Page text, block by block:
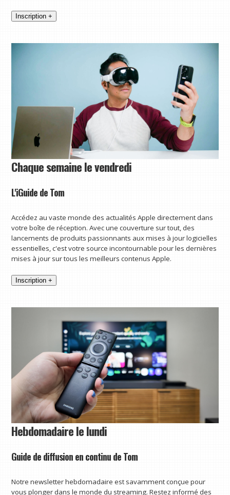
Inscription +
Chaque semaine le vendredi
L'iGuide de Tom
Accédez au vaste monde des actualités Apple directement dans
votre boîte de réception. Avec une couverture sur tout, des
lancements de produits passionnants aux mises à jour logicielles
essentielles, c'est votre source incontournable pour les dernières
mises à jour sur tous les meilleurs contenus Apple.
Inscription +
Hebdomadaire le lundi
Guide de diffusion en continu de Tom
Notre newsletter hebdomadaire est savamment conçue pour
vous plonger dans le monde du streaming. Restez informé des